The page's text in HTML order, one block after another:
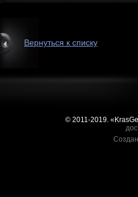
Вернуться к списку
© 2011-2019.